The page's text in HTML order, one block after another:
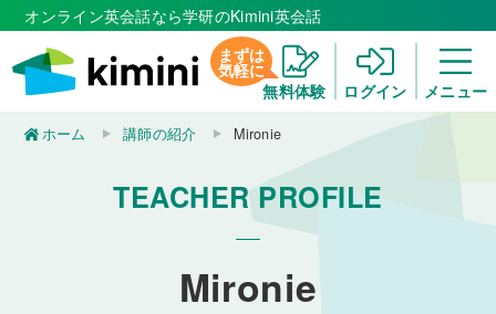
オンライン英会話なら学研のKimini英会話
まずは
気軽に
無料体験
ログイン メニュー
ホーム 講師の紹介 Mironie
TEACHER PROFILE
Mironie